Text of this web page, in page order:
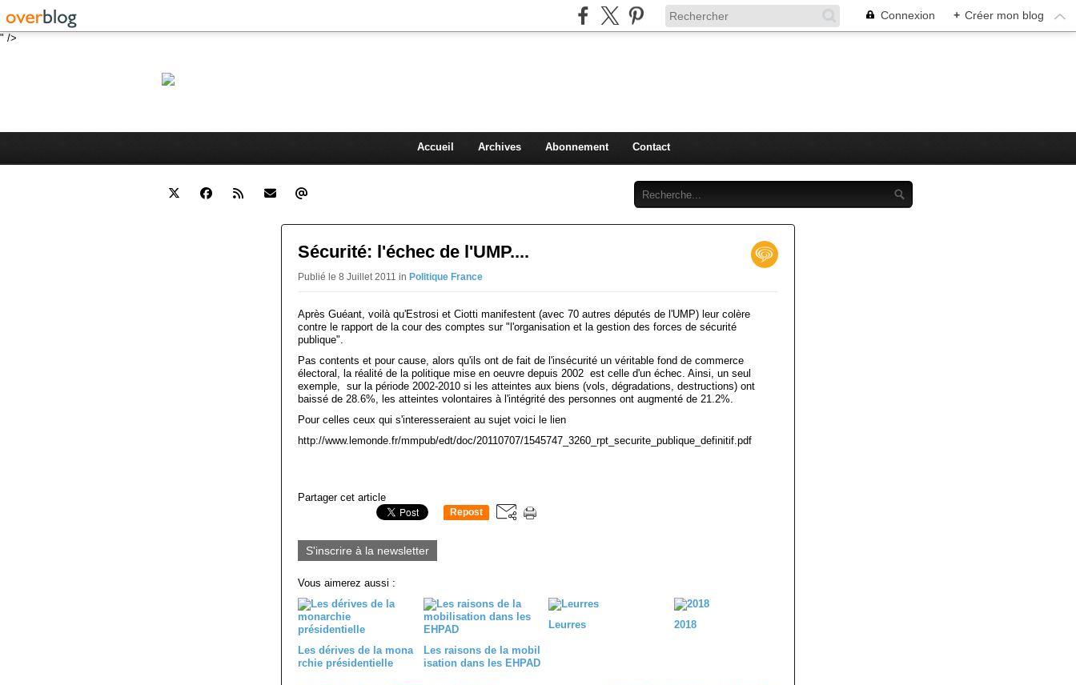
" />
Connexion + Créer mon blog
Accueil Archives Abonnement Contact
Sécurité: l'échec de l'UMP....
Publié le 8 Juillet 2011 in Politique France
Après Guéant, voilà qu'Estrosi et Ciotti manifestent (avec 70 autres députés de l'UMP) leur colère
contre le rapport de la cour des comptes sur "l'organisation et la gestion des forces de sécurité
publique".
Pas contents et pour cause, alors qu'ils ont de fait de l'insécurité un véritable fond de commerce
électoral, la réalité de la politique mise en oeuvre depuis 2002 est celle d'un échec. Ainsi, un seul
exemple, sur la période 2002-2010 si les atteintes aux biens (vols, dégradations, destructions) ont
baissé de 28.6%, les atteintes volontaires à l'intégrité des personnes ont augmenté de 21.2%.
Pour celles ceux qui s'interesseraient au sujet voici le lien
http://www.lemonde.fr/mmpub/edt/doc/20110707/1545747_3260_rpt_securite_publique_definitif.pdf
Partager cet article
Repost
S'inscrire à la newsletter
Vous aimerez aussi :
Les dérives de la mona
rchie présidentielle
Les raisons de la mobil
isation dans les EHPAD
Leurres 2018